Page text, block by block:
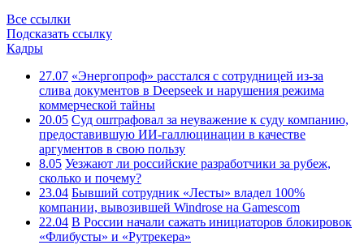
Все ссылки
Подсказать ссылку
Кадры
27.07 «Энергопроф» расстался с сотрудницей из-за
слива документов в Deepseek и нарушения режима
коммерческой тайны
20.05 Суд оштрафовал за неуважение к суду компанию,
предоставившую ИИ-галлюцинации в качестве
аргументов в свою пользу
8.05 Уезжают ли российские разработчики за рубеж,
сколько и почему?
23.04 Бывший сотрудник «Лесты» владел 100%
компании, вывозившей Windrose на Gamescom
22.04 В России начали сажать инициаторов блокировок
«Флибусты» и «Рутрекера»